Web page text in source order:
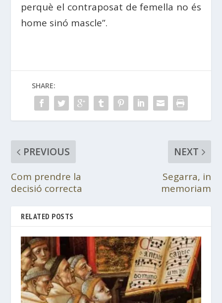
perquè el contraposat de femella no és
home sinó mascle”.
SHARE:
PREVIOUS
Com prendre la
decisió correcta
NEXT
Segarra, in
memoriam
RELATED POSTS